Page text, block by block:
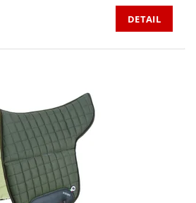
DETAIL